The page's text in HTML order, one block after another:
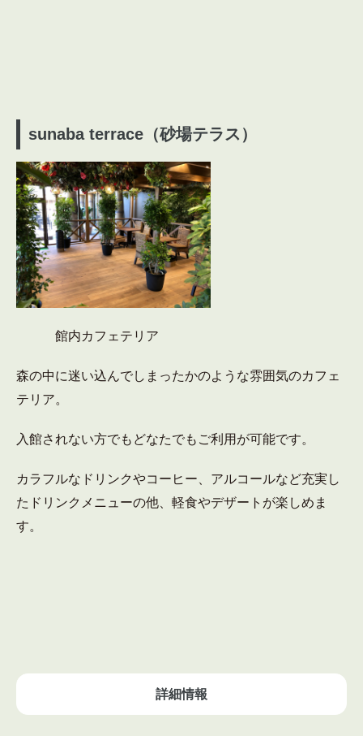
sunaba terrace（砂場テラス）
館内カフェテリア
森の中に迷い込んでしまったかのような雰囲気のカフェ
テリア。
入館されない方でもどなたでもご利用が可能です。
カラフルなドリンクやコーヒー、アルコールなど充実し
たドリンクメニューの他、軽食やデザートが楽しめま
す。
詳細情報